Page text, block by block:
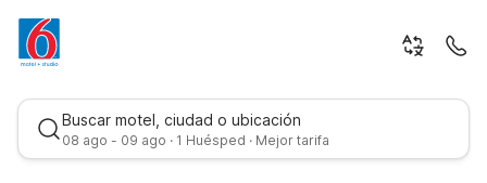
Buscar motel, ciudad o ubicación
08 ago - 09 ago · 1 Huésped · Mejor tarifa